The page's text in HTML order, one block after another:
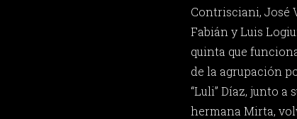
Contrisciani, José
Fabián y Luis
quinta que
de la agrupación
“Luli” Díaz, junto a
hermana Mirta,